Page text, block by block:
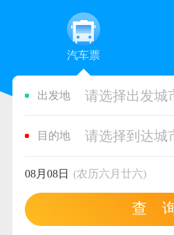
汽车票
出发地 请选择出发城
目的地 请选择到达城
08月08日 (农历六月廿六)
查